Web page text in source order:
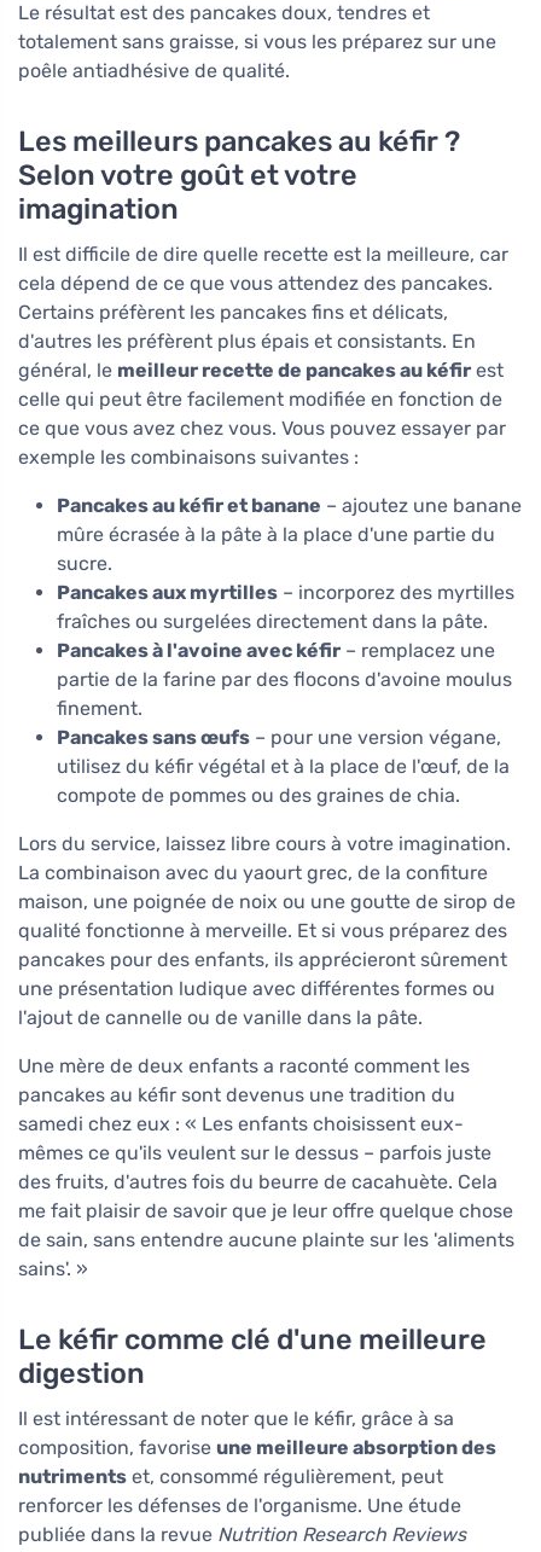
Le résultat est des pancakes doux, tendres et
totalement sans graisse, si vous les préparez sur une
poêle antiadhésive de qualité.
Les meilleurs pancakes au kéfir ?
Selon votre goût et votre
imagination
Il est difficile de dire quelle recette est la meilleure, car
cela dépend de ce que vous attendez des pancakes.
Certains préfèrent les pancakes fins et délicats,
d'autres les préfèrent plus épais et consistants. En
général, le meilleur recette de pancakes au kéfir est
celle qui peut être facilement modifiée en fonction de
ce que vous avez chez vous. Vous pouvez essayer par
exemple les combinaisons suivantes :
Pancakes au kéfir et banane – ajoutez une banane
mûre écrasée à la pâte à la place d'une partie du
sucre.
Pancakes aux myrtilles – incorporez des myrtilles
fraîches ou surgelées directement dans la pâte.
Pancakes à l'avoine avec kéfir – remplacez une
partie de la farine par des flocons d'avoine moulus
finement.
Pancakes sans œufs – pour une version végane,
utilisez du kéfir végétal et à la place de l'œuf, de la
compote de pommes ou des graines de chia.
Lors du service, laissez libre cours à votre imagination.
La combinaison avec du yaourt grec, de la confiture
maison, une poignée de noix ou une goutte de sirop de
qualité fonctionne à merveille. Et si vous préparez des
pancakes pour des enfants, ils apprécieront sûrement
une présentation ludique avec différentes formes ou
l'ajout de cannelle ou de vanille dans la pâte.
Une mère de deux enfants a raconté comment les
pancakes au kéfir sont devenus une tradition du
samedi chez eux : « Les enfants choisissent eux-
mêmes ce qu'ils veulent sur le dessus – parfois juste
des fruits, d'autres fois du beurre de cacahuète. Cela
me fait plaisir de savoir que je leur offre quelque chose
de sain, sans entendre aucune plainte sur les 'aliments
sains'. »
Le kéfir comme clé d'une meilleure
digestion
Il est intéressant de noter que le kéfir, grâce à sa
composition, favorise une meilleure absorption des
nutriments et, consommé régulièrement, peut
renforcer les défenses de l'organisme. Une étude
publiée dans la revue Nutrition Research Reviews